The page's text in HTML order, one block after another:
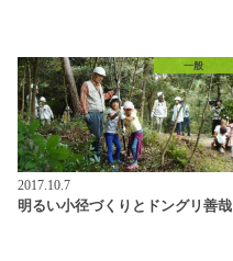
一般
2017.10.7
明るい小径づくりとドングリ善哉